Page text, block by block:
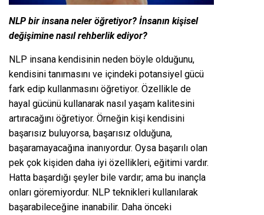
NLP bir insana neler öğretiyor? İnsanın kişisel
değişimine nasıl rehberlik ediyor?
NLP insana kendisinin neden böyle olduğunu,
kendisini tanımasını ve içindeki potansiyel gücü
fark edip kullanmasını öğretiyor. Özellikle de
hayal gücünü kullanarak nasıl yaşam kalitesini
artıracağını öğretiyor. Örneğin kişi kendisini
başarısız buluyorsa, başarısız olduğuna,
başaramayacağına inanıyordur. Oysa başarılı olan
pek çok kişiden daha iyi özellikleri, eğitimi vardır.
Hatta başardığı şeyler bile vardır; ama bu inançla
onları göremiyordur. NLP teknikleri kullanılarak
başarabileceğine inanabilir. Daha önceki